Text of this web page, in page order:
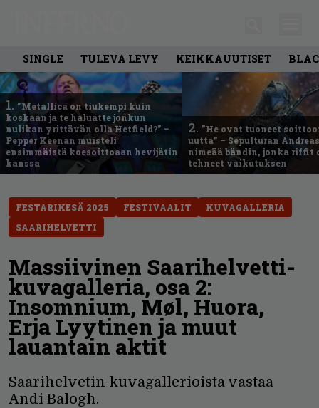
SINGLE TULEVA LEVY KEIKKAUUTISET
1. ”Metallica on tiukempi kuin
koskaan ja te haluatte jonkun
nulikan yrittävän olla Hetfield?” –
Pepper Keenan muisteli
ensimmäistä koesoittoaan hevijätin
kanssa
2. ”He ovat tuoneet
uutta” – Sepulturan
nimeää bändin, jonka riffit
tehneet vaikutuksen
FESTARIKESÄ 2025 FESTIVAALIT
KUVAGALLERIA
SAARIHELVETTI
Massiivinen Saarihelvetti-
kuvagalleria, osa 2:
Insomnium, Møl, Huora,
Erja Lyytinen ja muut
lauantain aktit
Saarihelvetin kuvagallerioista vastaa
Andi Balogh.